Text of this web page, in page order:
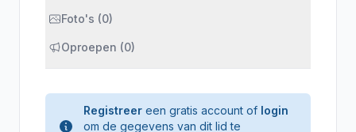
Foto's (0)
Oproepen (0)
Registreer een gratis account of login
om de gegevens van dit lid te